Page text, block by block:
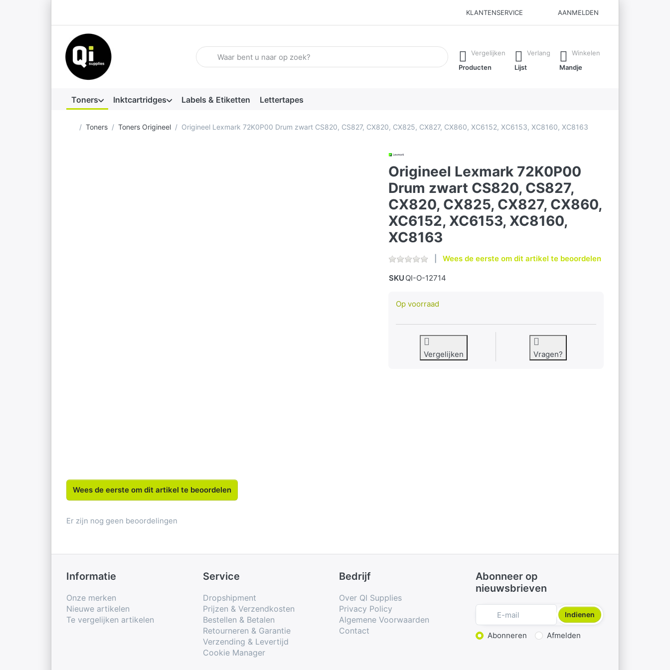
KLANTENSERVICE AANMELDEN
Voer een zoekterm in. De eerste resultaten verschijnen automatisch terwijl je typt. Druk op de Enter-toets om alle resultaten op te
Vergelijken
Producten
Verlang
Lijst
Winkelen
Mandje
Toners Inktcartridges Labels & Etiketten Lettertapes
Startpagina
Toners Toners Origineel Origineel Lexmark 72K0P00 Drum zwart CS820, CS827, CX820, CX825, CX827, CX860, XC6152, XC6153, XC8160, XC8163
Origineel Lexmark 72K0P00
Drum zwart CS820, CS827,
CX820, CX825, CX827, CX860,
XC6152, XC6153, XC8160,
XC8163
Wees de eerste om dit artikel te beoordelen
SKU QI-O-12714
Op voorraad
Vergelijken Vragen?
Wees de eerste om dit artikel te beoordelen
Er zijn nog geen beoordelingen
Informatie
Onze merken
Nieuwe artikelen
Te vergelijken artikelen
Service
Dropshipment
Prijzen & Verzendkosten
Bestellen & Betalen
Retourneren & Garantie
Verzending & Levertijd
Cookie Manager
Bedrijf
Over QI Supplies
Privacy Policy
Algemene Voorwaarden
Contact
Abonneer op
nieuwsbrieven
Indienen
Actie kiezen
Abonneren Afmelden